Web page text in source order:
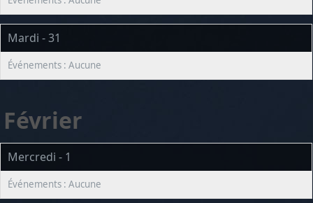
Mardi - 31
Février
Mercredi - 1